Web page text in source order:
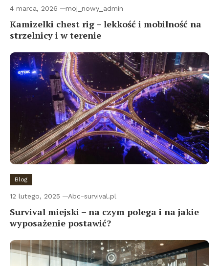
4 marca, 2026 moj_nowy_admin
Kamizelki chest rig – lekkość i mobilność na
strzelnicy i w terenie
Blog
12 lutego, 2025 Abc-survival.pl
Survival miejski – na czym polega i na jakie
wyposażenie postawić?